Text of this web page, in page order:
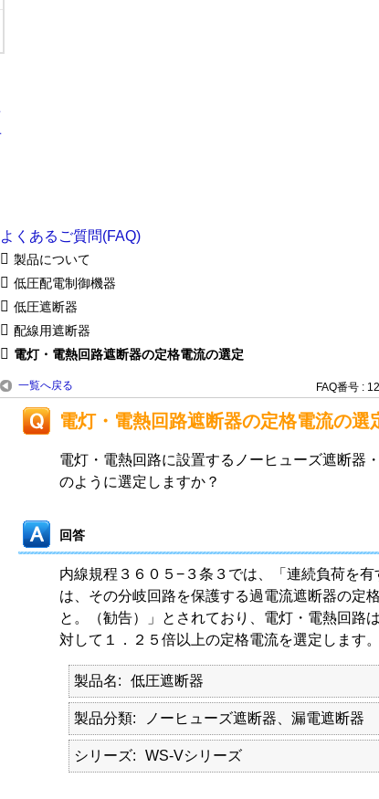
よくあるご質問(FAQ)
製品について
低圧配電制御機器
低圧遮断器
配線用遮断器
電灯・電熱回路遮断器の定格電流の選定
一覧へ戻る FAQ番号 :
電灯・電熱回路遮断器の定格電流の選
電灯・電熱回路に設置するノーヒューズ遮断器
のように選定しますか？
回答
内線規程３６０５−３条３では、「連続負荷を
は、その分岐回路を保護する過電流遮断器の定
と。（勧告）」とされており、電灯・電熱回路
対して１．２５倍以上の定格電流を選定します。
製品名 低圧遮断器
製品分類 ノーヒューズ遮断器、漏電遮断器
シリーズ WS-Vシリーズ